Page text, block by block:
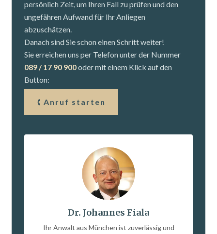
persönlich Zeit, um Ihren Fall zu prüfen und den
ungefähren Aufwand für Ihr Anliegen
abzuschätzen.
Danach sind Sie schon einen Schritt weiter!
Sie erreichen uns per Telefon unter der Nummer
089 / 17 90 900oder mit einem Klick auf den
Button:
Anruf starten
Dr. Johannes Fiala
Ihr Anwalt aus München ist zuverlässig und